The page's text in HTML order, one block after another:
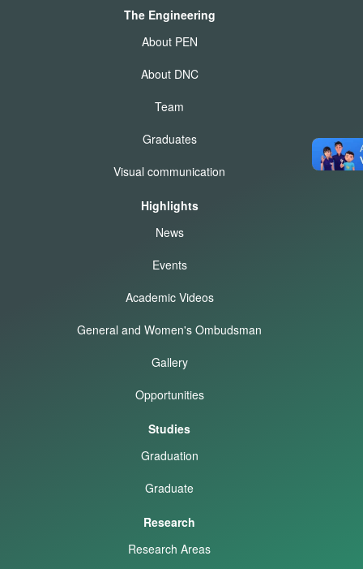
The Engineering
About PEN
About DNC
Team
Graduates
Visual communication
Highlights
News
Events
Academic Videos
General and Women's Ombudsman
Gallery
Opportunities
Studies
Graduation
Graduate
Research
Research Areas